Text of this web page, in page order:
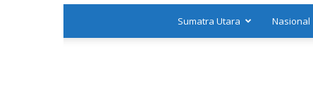
Sumatra Utara Nasional